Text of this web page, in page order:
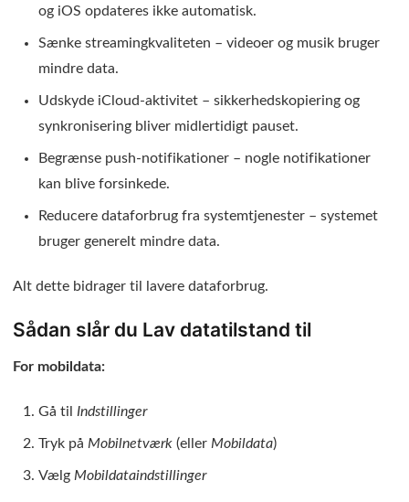
og iOS opdateres ikke automatisk.
Sænke streamingkvaliteten – videoer og musik bruger
mindre data.
Udskyde iCloud-aktivitet – sikkerhedskopiering og
synkronisering bliver midlertidigt pauset.
Begrænse push-notifikationer – nogle notifikationer
kan blive forsinkede.
Reducere dataforbrug fra systemtjenester – systemet
bruger generelt mindre data.
Alt dette bidrager til lavere dataforbrug.
Sådan slår du Lav datatilstand til
For mobildata:
Gå til Indstillinger
Tryk på Mobilnetværk (eller Mobildata)
Vælg Mobildataindstillinger